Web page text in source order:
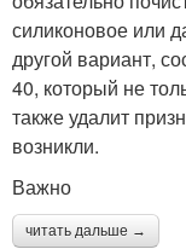
силиконовое или
другой вариант,
40, который не
также удалит
возникли.
Важно
читать дальше →